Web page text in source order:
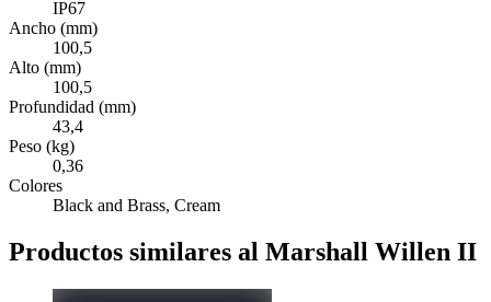
IP67
Ancho (mm)
100,5
Alto (mm)
100,5
Profundidad (mm)
43,4
Peso (kg)
0,36
Colores
Black and Brass, Cream
Productos similares al Marshall Willen II